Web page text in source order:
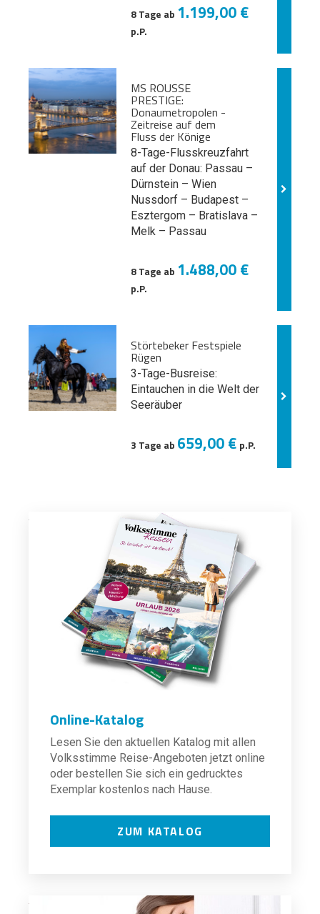
8 Tage ab 1.199,00 €
p.P.
MS ROUSSE
PRESTIGE:
Donaumetropolen -
Zeitreise auf dem
Fluss der Könige
8-Tage-Flusskreuzfahrt
auf der Donau: Passau –
Dürnstein – Wien
Nussdorf – Budapest –
Esztergom – Bratislava –
Melk – Passau
8 Tage ab 1.488,00 €
p.P.
Störtebeker Festspiele
Rügen
3-Tage-Busreise:
Eintauchen in die Welt der
Seeräuber
3 Tage ab 659,00 € p.P.
Online-Katalog
Lesen Sie den aktuellen Katalog mit allen
Volksstimme Reise-Angeboten jetzt online
oder bestellen Sie sich ein gedrucktes
Exemplar kostenlos nach Hause.
ZUM KATALOG